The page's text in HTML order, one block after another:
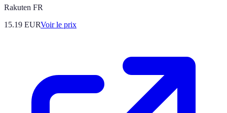
Rakuten FR
15.19 EURVoir le prix